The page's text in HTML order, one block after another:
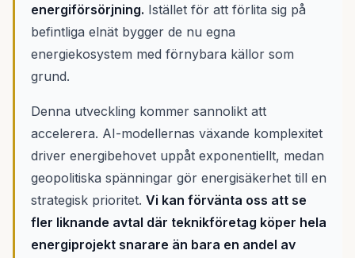
energiförsörjning. Istället för att förlita sig på
befintliga elnät bygger de nu egna
energiekosystem med förnybara källor som
grund.
Denna utveckling kommer sannolikt att
accelerera. AI-modellernas växande komplexitet
driver energibehovet uppåt exponentiellt, medan
geopolitiska spänningar gör energisäkerhet till en
strategisk prioritet. Vi kan förvänta oss att se
fler liknande avtal där teknikföretag köper hela
energiprojekt snarare än bara en andel av